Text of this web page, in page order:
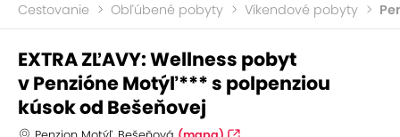
Cestovanie Obľúbené pobyty Víkendové pobyty
EXTRA ZĽAVY: Wellness pobyt
v Penzióne Motýľ*** s polpenziou
kúsok od Bešeňovej